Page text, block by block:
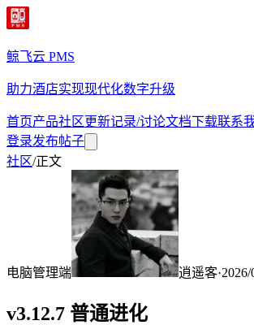
鲸飞云 PMS
助力酒店实现现代化数字升级
首页产品社区更新记录/讨论文档下载联系
登录发布帖子
社区/正文
电脑管理端 逍遥客·2026/
v3.12.7 普通进化